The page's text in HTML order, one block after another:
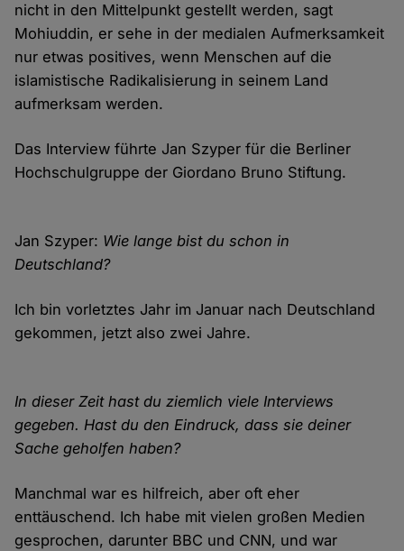
nicht in den Mittelpunkt gestellt werden, sagt
Mohiuddin, er sehe in der medialen Aufmerksamkeit
nur etwas positives, wenn Menschen auf die
islamistische Radikalisierung in seinem Land
aufmerksam werden.
Das Interview führte Jan Szyper für die Berliner
Hochschulgruppe der Giordano Bruno Stiftung.
Jan Szyper: Wie lange bist du schon in
Deutschland?
Ich bin vorletztes Jahr im Januar nach Deutschland
gekommen, jetzt also zwei Jahre.
In dieser Zeit hast du ziemlich viele Interviews
gegeben. Hast du den Eindruck, dass sie deiner
Sache geholfen haben?
Manchmal war es hilfreich, aber oft eher
enttäuschend. Ich habe mit vielen großen Medien
gesprochen, darunter BBC und CNN, und war